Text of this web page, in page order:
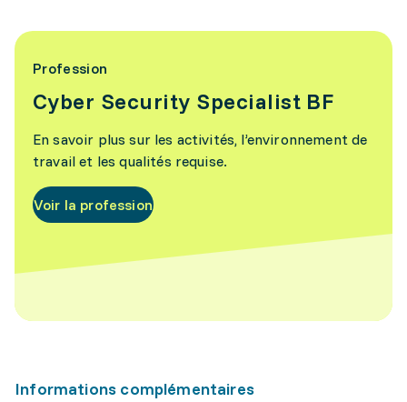
Profession
Cyber Security Specialist BF
En savoir plus sur les activités, l’environnement de
travail et les qualités requise.
Voir la profession
Informations complémentaires